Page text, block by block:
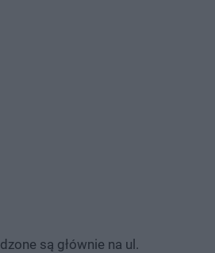
są głównie na ul.